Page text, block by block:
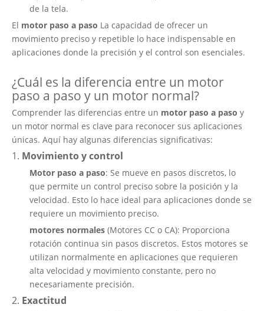
de la tela.
El motor paso a paso La capacidad de ofrecer un
movimiento preciso y repetible lo hace indispensable en
aplicaciones donde la precisión y el control son esenciales.
¿Cuál es la diferencia entre un motor
paso a paso y un motor normal?
Comprender las diferencias entre un motor paso a paso y
un motor normal es clave para reconocer sus aplicaciones
únicas. Aquí hay algunas diferencias significativas:
1. Movimiento y control
Motor paso a paso: Se mueve en pasos discretos, lo
que permite un control preciso sobre la posición y la
velocidad. Esto lo hace ideal para aplicaciones donde se
requiere un movimiento preciso.
motores normales (Motores CC o CA): Proporciona
rotación continua sin pasos discretos. Estos motores se
utilizan normalmente en aplicaciones que requieren
alta velocidad y movimiento constante, pero no
necesariamente precisión.
2. Exactitud